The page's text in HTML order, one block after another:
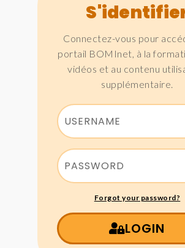
Connectez-vous pour
portail BOMInet, à la
vidéos et au contenu
supplémentaire.
Forgot your password?
LOGIN